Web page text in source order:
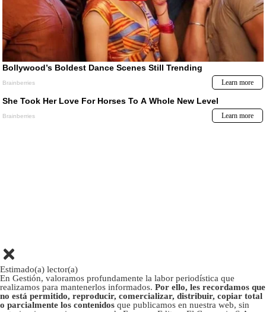
Estimado(a) lector(a)
En Gestión, valoramos profundamente la labor periodística que
realizamos para mantenerlos informados. Por ello, les recordamos que
no está permitido, reproducir, comercializar, distribuir, copiar total
o parcialmente los contenidos que publicamos en nuestra web, sin